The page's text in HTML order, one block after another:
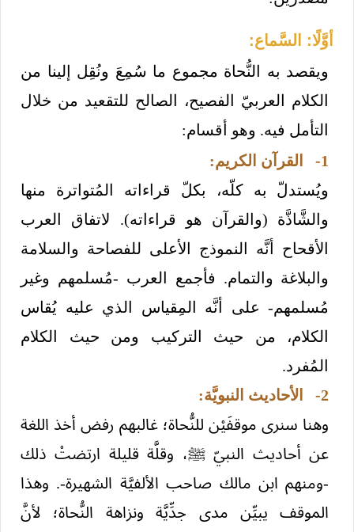
أوَّلًا: السَّماع:
ويقصد به النُّحاة مجموع ما سُمِعَ ونُقِل إلينا من
الكلام العربيّ الفصيح، الصالح للتقعيد من خلال
التأمل فيه. وهو أقسام:
1- القرآن الكريم:
ويُستدلّ به كلّه، بكلّ قراءاته المُتواترة منها
والشَّاذَّة (والقرآن هو قراءاته). لاتفاق العرب
الأقحاح أنَّه النموذج الأعلى للفصاحة والسلامة
والبلاغة والتمام. فأجمع العرب -مُسلمهم وغير
مُسلمهم- على أنَّه المِقياس الذي عليه يُقاس
الكلام، من حيث التركيب ومن حيث الكلام
المُفرد.
2- الأحاديث النبويَّة:
وهنا سنرى موقفَيْن للنُّحاة؛ غالبهم رفض أخذ اللغة
عن أحاديث النبيّ ﷺ، وقلَّة قليلة ارتضتْ ذلك
-ومنهم ابن مالك صاحب الألفيَّة الشهيرة-. وهذا
الموقف يبيِّن مدى جدِّيَّة ونزاهة النُّحاة؛ لأنَّ